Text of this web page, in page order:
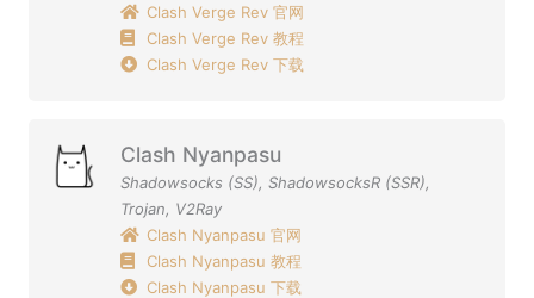
Clash Verge Rev 官网
Clash Verge Rev 教程
Clash Verge Rev 下载
Clash Nyanpasu
Shadowsocks (SS), ShadowsocksR (SSR),
Trojan, V2Ray
Clash Nyanpasu 官网
Clash Nyanpasu 教程
Clash Nyanpasu 下载